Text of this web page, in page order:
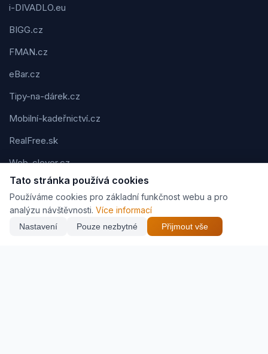
i-DIVADLO.eu
BIGG.cz
FMAN.cz
eBar.cz
Tipy-na-dárek.cz
Mobilní-kadeřnictví.cz
RealFree.sk
Web-clever.cz
Kvízov.cz
Karavaning.net
CVčko.eu
Tato stránka používá cookies
Používáme cookies pro základní funkčnost webu a pro
analýzu návštěvnosti. Více informací
Nastavení Pouze nezbytné Přijmout vše